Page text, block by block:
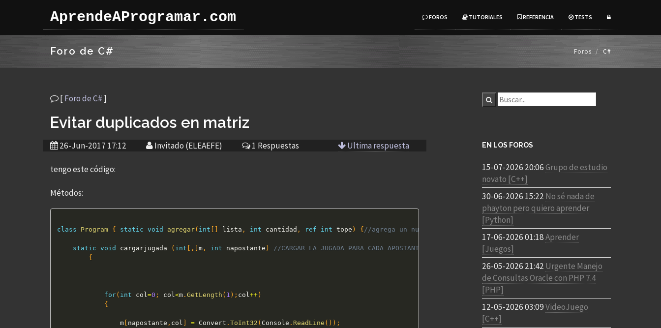
AprendeAProgramar.com FOROS TUTORIALES REFERENCIA TESTS
Foro de C# Foros C#
[Foro de C#]
Evitar duplicados en matriz
26-Jun-2017 17:12 Invitado (ELEAEFE) 1 Respuestas Ultima respuesta
tengo este código:
Métodos:
class Program { static void agregar( int lista , int cantidad , ref int tope ) { //agrega un nuevo elemento a un array con tope lista[tope] = cantidad;
static void cargarjugada ( int , m , int napostante )
//CARGAR LA JUGADA PARA CADA APOSTANTE
{
for( int col=0 ; col<m . GetLength ( 1 ) ; col++ )
{
                m
napostante , col = Convert . ToInt32 ( Console . ReadLine ( ) ) ;
EN LOS FOROS
15-07-2026 20:06Grupo de estudio
novato [C++]
30-06-2026 15:22 No sé nada de
phayton pero quiero aprender
[Python]
17-06-2026 01:18Aprender
[Juegos]
26-05-2026 21:42 Urgente Manejo
de Consultas Oracle con PHP 7.4
[PHP]
12-05-2026 03:09VideoJuego
[C++]